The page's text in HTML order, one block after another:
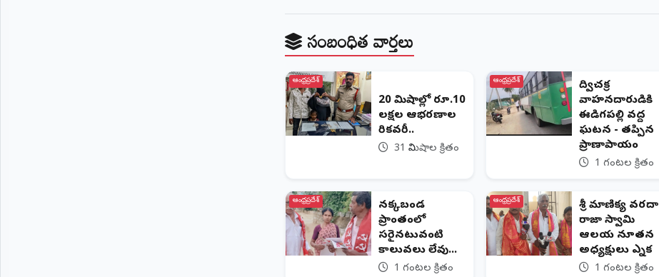
సంబంధిత వార్తలు
ఆంధ్రప్రదేశ్
20 నిమిషాల్లో రూ.10
లక్షల ఆభరణాల
రికవరీ..
31 నిమిషాల క్రితం
ఆంధ్రప్రదేశ్
ద్విచక్ర
వాహనదారుడికి
ఈడిగపల్లి వద్ద
ఘటన - తప్పిన
ప్రాణాపాయం
1 గంటల క్రితం
ఆంధ్రప్రదేశ్
నక్కబండ
ప్రాంతంలో
సరైనటువంటి
కాలువలు లేవు...
1 గంటల క్రితం
ఆంధ్రప్రదేశ్
శ్రీ మాణిక్య వరదా
రాజా స్వామి
ఆలయ నూతన
అధ్యక్షులు ఎన్నిక
1 గంటల క్రితం